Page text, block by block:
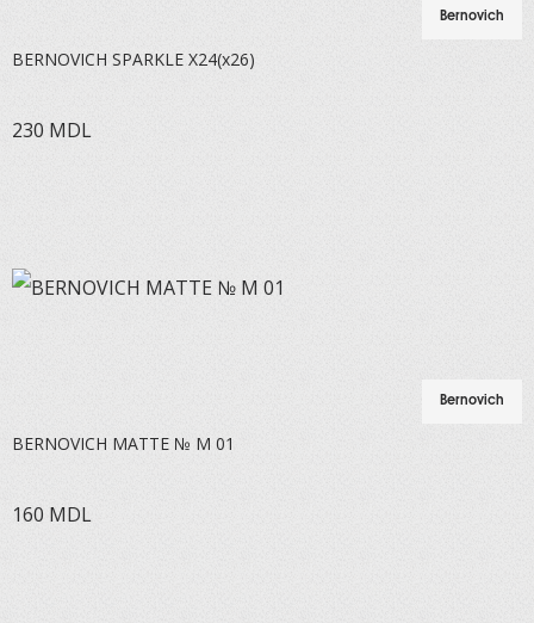
Bernovich
BERNOVICH SPARKLE X24(x26)
230 MDL
Bernovich
BERNOVICH MATTE № M 01
160 MDL